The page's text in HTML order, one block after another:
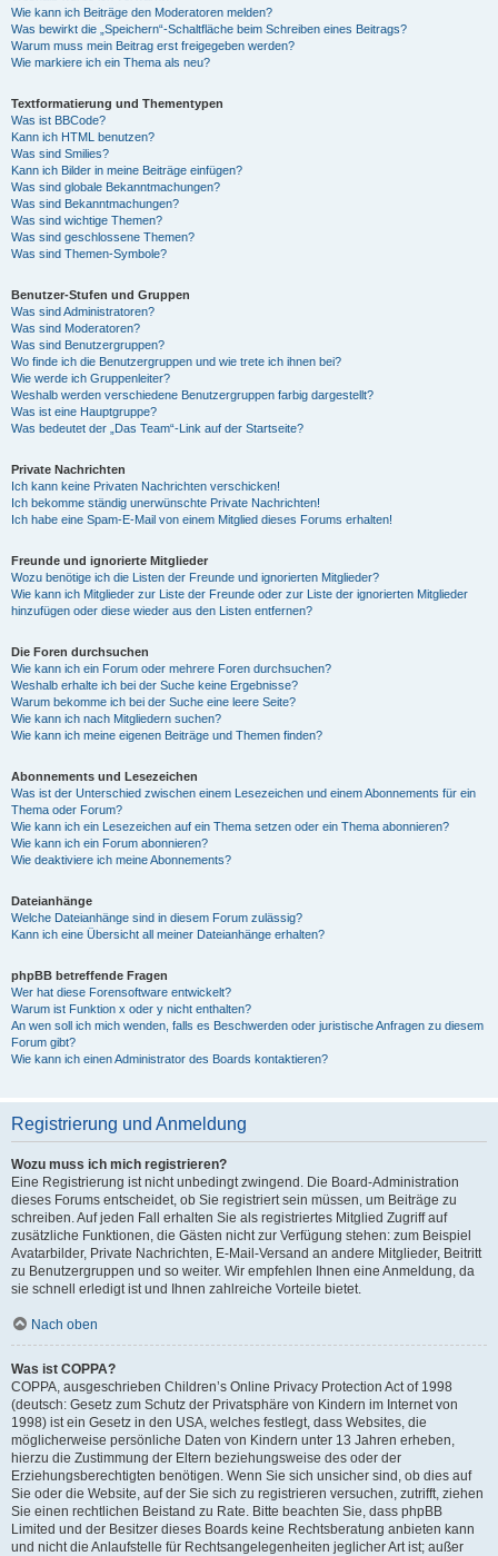
Wie kann ich Beiträge den Moderatoren melden?
Was bewirkt die „Speichern“-Schaltfläche beim Schreiben eines Beitrags?
Warum muss mein Beitrag erst freigegeben werden?
Wie markiere ich ein Thema als neu?
Textformatierung und Thementypen
Was ist BBCode?
Kann ich HTML benutzen?
Was sind Smilies?
Kann ich Bilder in meine Beiträge einfügen?
Was sind globale Bekanntmachungen?
Was sind Bekanntmachungen?
Was sind wichtige Themen?
Was sind geschlossene Themen?
Was sind Themen-Symbole?
Benutzer-Stufen und Gruppen
Was sind Administratoren?
Was sind Moderatoren?
Was sind Benutzergruppen?
Wo finde ich die Benutzergruppen und wie trete ich ihnen bei?
Wie werde ich Gruppenleiter?
Weshalb werden verschiedene Benutzergruppen farbig dargestellt?
Was ist eine Hauptgruppe?
Was bedeutet der „Das Team“-Link auf der Startseite?
Private Nachrichten
Ich kann keine Privaten Nachrichten verschicken!
Ich bekomme ständig unerwünschte Private Nachrichten!
Ich habe eine Spam-E-Mail von einem Mitglied dieses Forums erhalten!
Freunde und ignorierte Mitglieder
Wozu benötige ich die Listen der Freunde und ignorierten Mitglieder?
Wie kann ich Mitglieder zur Liste der Freunde oder zur Liste der ignorierten Mitglieder
hinzufügen oder diese wieder aus den Listen entfernen?
Die Foren durchsuchen
Wie kann ich ein Forum oder mehrere Foren durchsuchen?
Weshalb erhalte ich bei der Suche keine Ergebnisse?
Warum bekomme ich bei der Suche eine leere Seite?
Wie kann ich nach Mitgliedern suchen?
Wie kann ich meine eigenen Beiträge und Themen finden?
Abonnements und Lesezeichen
Was ist der Unterschied zwischen einem Lesezeichen und einem Abonnements für ein
Thema oder Forum?
Wie kann ich ein Lesezeichen auf ein Thema setzen oder ein Thema abonnieren?
Wie kann ich ein Forum abonnieren?
Wie deaktiviere ich meine Abonnements?
Dateianhänge
Welche Dateianhänge sind in diesem Forum zulässig?
Kann ich eine Übersicht all meiner Dateianhänge erhalten?
phpBB betreffende Fragen
Wer hat diese Forensoftware entwickelt?
Warum ist Funktion x oder y nicht enthalten?
An wen soll ich mich wenden, falls es Beschwerden oder juristische Anfragen zu diesem
Forum gibt?
Wie kann ich einen Administrator des Boards kontaktieren?
Registrierung und Anmeldung
Wozu muss ich mich registrieren?
Eine Registrierung ist nicht unbedingt zwingend. Die Board-Administration
dieses Forums entscheidet, ob Sie registriert sein müssen, um Beiträge zu
schreiben. Auf jeden Fall erhalten Sie als registriertes Mitglied Zugriff auf
zusätzliche Funktionen, die Gästen nicht zur Verfügung stehen: zum Beispiel
Avatarbilder, Private Nachrichten, E-Mail-Versand an andere Mitglieder, Beitritt
zu Benutzergruppen und so weiter. Wir empfehlen Ihnen eine Anmeldung, da
sie schnell erledigt ist und Ihnen zahlreiche Vorteile bietet.
Nach oben
Was ist COPPA?
COPPA, ausgeschrieben Children’s Online Privacy Protection Act of 1998
(deutsch: Gesetz zum Schutz der Privatsphäre von Kindern im Internet von
1998) ist ein Gesetz in den USA, welches festlegt, dass Websites, die
möglicherweise persönliche Daten von Kindern unter 13 Jahren erheben,
hierzu die Zustimmung der Eltern beziehungsweise des oder der
Erziehungsberechtigten benötigen. Wenn Sie sich unsicher sind, ob dies auf
Sie oder die Website, auf der Sie sich zu registrieren versuchen, zutrifft, ziehen
Sie einen rechtlichen Beistand zu Rate. Bitte beachten Sie, dass phpBB
Limited und der Besitzer dieses Boards keine Rechtsberatung anbieten kann
und nicht die Anlaufstelle für Rechtsangelegenheiten jeglicher Art ist; außer